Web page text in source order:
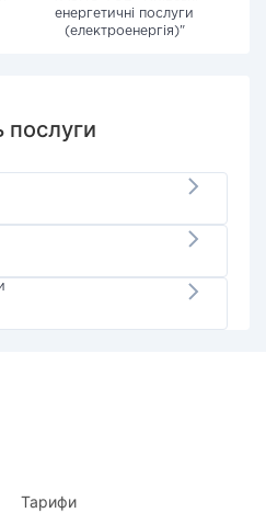
енергетичні послуги
(електроенергія)"
Тарифи